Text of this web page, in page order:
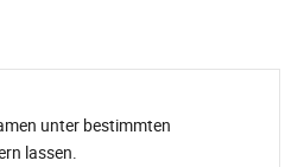
unter bestimmten
lassen.